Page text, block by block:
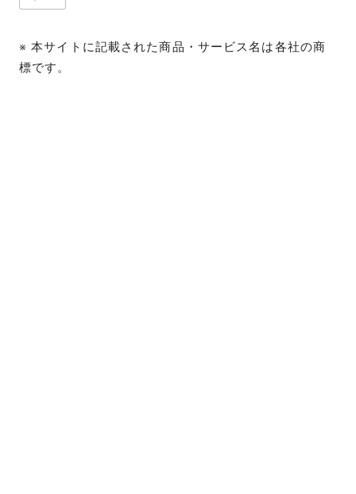
※ 本サイトに記載された商品・サービス名は各社の商
標です。